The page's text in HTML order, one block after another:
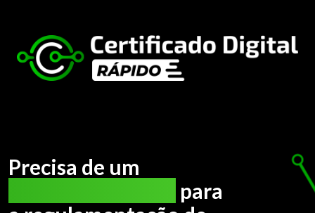
Precisa de um
para